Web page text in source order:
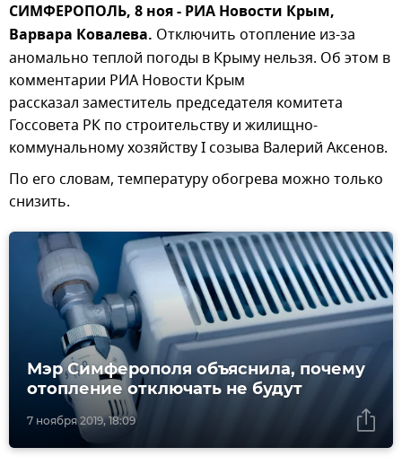
СИМФЕРОПОЛЬ, 8 ноя - РИА Новости Крым,
Варвара Ковалева. Отключить отопление из-за
аномально теплой погоды в Крыму нельзя. Об этом в
комментарии РИА Новости Крым
рассказал заместитель председателя комитета
Госсовета РК по строительству и жилищно-
коммунальному хозяйству I созыва Валерий Аксенов.
По его словам, температуру обогрева можно только
снизить.
7 ноября 2019, 18:09
Мэр Симферополя объяснила, почему
отопление отключать не будут